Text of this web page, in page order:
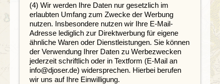
(4) Wir werden Ihre Daten nur gesetzlich im
erlaubten Umfang zum Zwecke der Werbung
nutzen. Insbesondere nutzen wir Ihre E-Mail-
Adresse lediglich zur Direktwerbung für eigene
ähnliche Waren oder Dienstleistungen. Sie können
der Verwendung Ihrer Daten zu Werbezwecken
jederzeit schriftlich oder in Textform (E-Mail an
info@djoser.de) widersprechen. Hierbei berufen
wir uns auf Ihre Einwilligung.